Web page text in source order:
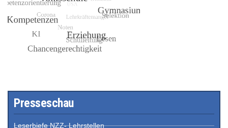
Presseschau
Leserbiefe NZZ- Lehrstellen